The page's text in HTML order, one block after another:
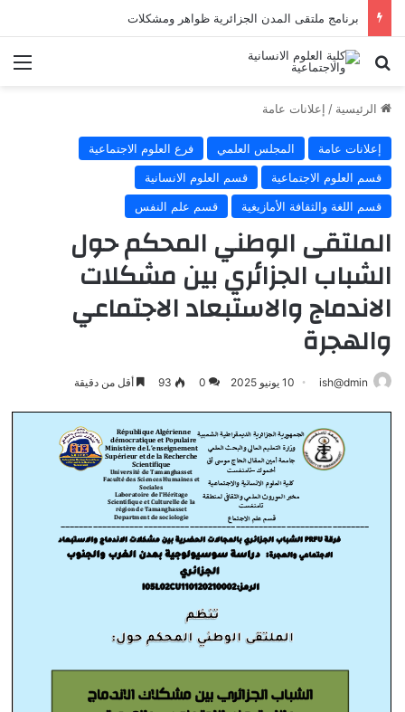
برنامج ملتقى المدن الجزائرية ظواهر ومشكلات
الرئيسية / إعلانات عامة
إعلانات عامة المجلس العلمي
فرع العلوم الاجتماعية
قسم العلوم الاجتماعية
قسم العلوم الانسانية
قسم اللغة والثقافة الأمازيغية
قسم علم النفس
الملتقى الوطني المحكم حول
الشباب الجزائري بين مشكلات
الاندماج والاستبعاد الاجتماعي
والهجرة
ish@dmin 10 يونيو 2025 0
93 أقل من دقيقة